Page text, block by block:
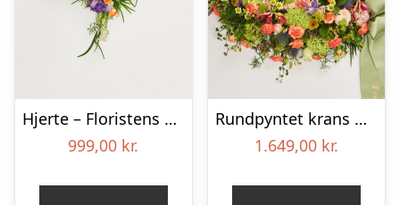
Hjerte – Floristens kreative valg
999,00 kr.
Rundpyntet krans med bånd – Et farverigt farvel
1.649,00 kr.